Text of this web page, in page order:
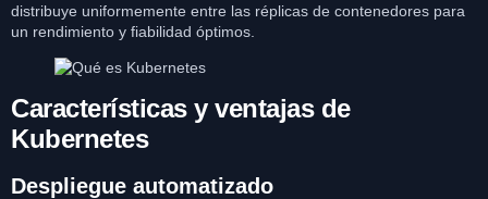
distribuye uniformemente entre las réplicas de contenedores para
un rendimiento y fiabilidad óptimos.
Características y ventajas de
Kubernetes
Despliegue automatizado